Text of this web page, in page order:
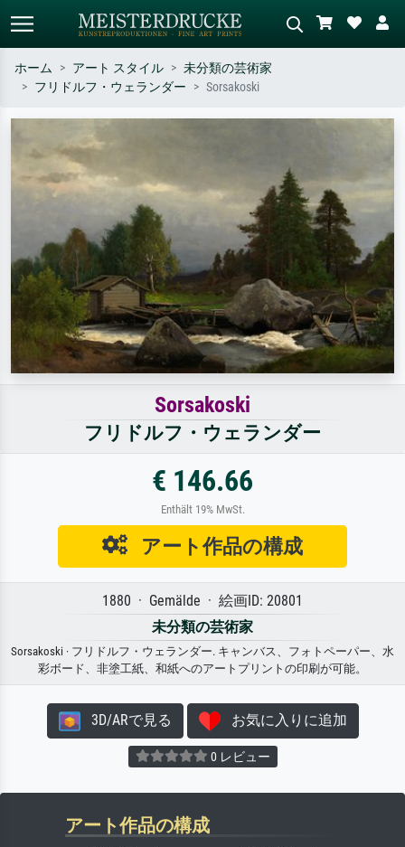
作家名・作品名・スタイルで検索
– 例：モネ、星月夜、印象派、北
斎の波、ヌード。
油絵、木のそばの立ち姿のヌー
ド。
ホーム アート スタイル
未分類の芸術家
フリドルフ・ウェランダー
Sorsakoski
Sorsakoski
フリドルフ・ウェランダー
€ 146.66
Enthält 19% MwSt.
アート作品の構成
1880 · Gemälde · 絵画ID: 20801
未分類の芸術家
Sorsakoski · フリドルフ・ウェランダー. キャンバス、フォトペーパー、水
彩ボード、非塗工紙、和紙へのアートプリントの印刷が可能。
3D/ARで見る お気に入りに追加
0 レビュー
アート作品の構成